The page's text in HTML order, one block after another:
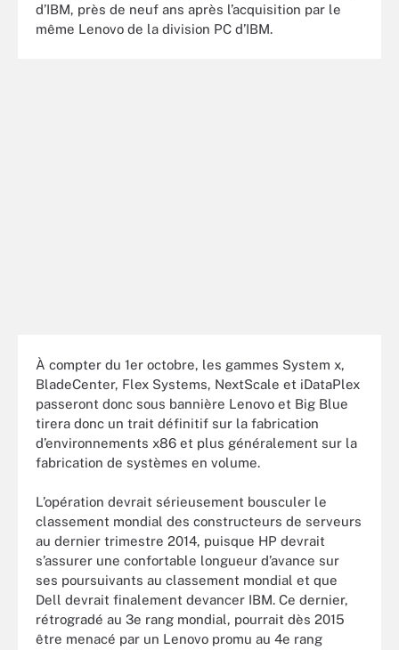
d’IBM, près de neuf ans après l’acquisition par le
même Lenovo de la division PC d’IBM.
À compter du 1er octobre, les gammes System x,
BladeCenter, Flex Systems, NextScale et iDataPlex
passeront donc sous bannière Lenovo et Big Blue
tirera donc un trait définitif sur la fabrication
d’environnements x86 et plus généralement sur la
fabrication de systèmes en volume.
L’opération devrait sérieusement bousculer le
classement mondial des constructeurs de serveurs
au dernier trimestre 2014, puisque HP devrait
s’assurer une confortable longueur d’avance sur
ses poursuivants au classement mondial et que
Dell devrait finalement devancer IBM. Ce dernier,
rétrogradé au 3e rang mondial, pourrait dès 2015
être menacé par un Lenovo promu au 4e rang